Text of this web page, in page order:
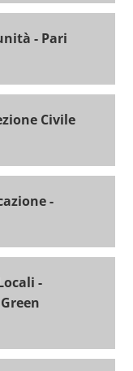
- Pari
Civile
-
-